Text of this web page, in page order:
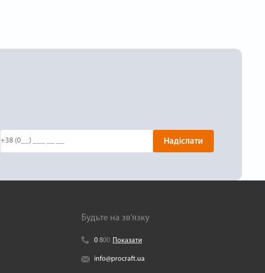
Надіслати
Будьте на зв'язку
0 800 Показати
info@procraft.ua